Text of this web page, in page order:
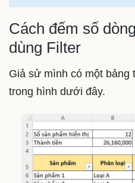
Cách đếm số
dùng Filter
Giả sử mình có một bảng
trong hình dưới đây.